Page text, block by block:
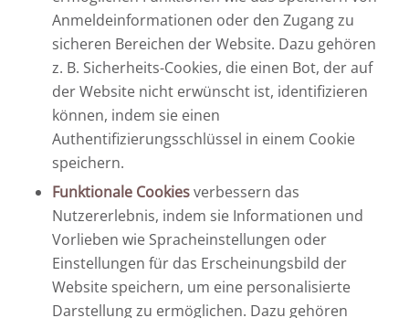
Anmeldeinformationen oder den Zugang zu
sicheren Bereichen der Website. Dazu gehören
z. B. Sicherheits-Cookies, die einen Bot, der auf
der Website nicht erwünscht ist, identifizieren
können, indem sie einen
Authentifizierungsschlüssel in einem Cookie
speichern.
Funktionale Cookiesverbessern das
Nutzererlebnis, indem sie Informationen und
Vorlieben wie Spracheinstellungen oder
Einstellungen für das Erscheinungsbild der
Website speichern, um eine personalisierte
Darstellung zu ermöglichen. Dazu gehören